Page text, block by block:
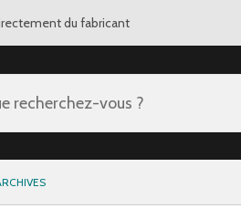
du fabricant
recherchez-vous ?